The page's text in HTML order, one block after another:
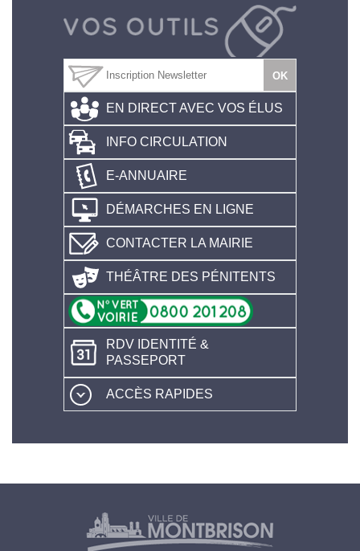
EN DIRECT AVEC VOS ÉLUS
INFO CIRCULATION
E-ANNUAIRE
DÉMARCHES EN LIGNE
CONTACTER LA MAIRIE
THÉÂTRE DES PÉNITENTS
RDV IDENTITÉ &
PASSEPORT
ACCÈS RAPIDES